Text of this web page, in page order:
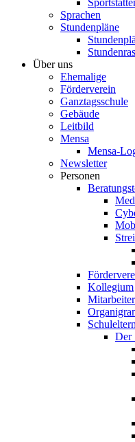
Sprachen
Stundenpläne
Über uns
Ehemalige
Förderverein
Ganztagsschule
Gebäude
Leitbild
Mensa
Mensa-
Newsletter
Personen
Kollegium
Mitarbeiter
Der